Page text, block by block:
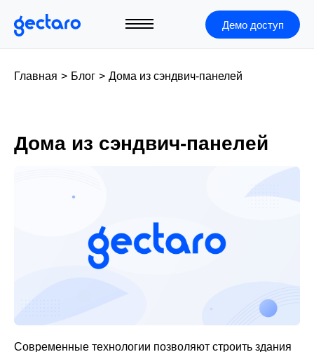
Демо доступ
Главная > Блог > Дома из сэндвич-панелей
Дома из сэндвич-панелей
Современные технологии позволяют строить здания